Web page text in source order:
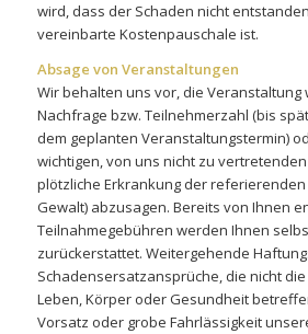
wird, dass der Schaden nicht
vereinbarte Kostenpauschale ist.
Absage von Veranstaltungen
Wir behalten uns vor, die Veranstaltung
Nachfrage bzw. Teilnehmerzahl (bis
dem geplanten Veranstaltungstermin)
wichtigen, von uns nicht zu vertretenden
plötzliche Erkrankung der
Gewalt) abzusagen. Bereits von Ihnen
Teilnahmegebühren werden Ihnen
zurückerstattet. Weitergehende
Schadensersatzansprüche, die nicht
Leben, Körper oder Gesundheit
Vorsatz oder grobe Fahrlässigkeit